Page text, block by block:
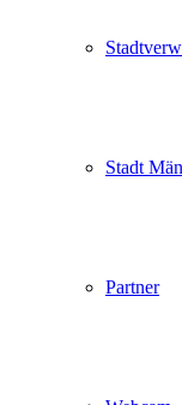
Stadt
Partner